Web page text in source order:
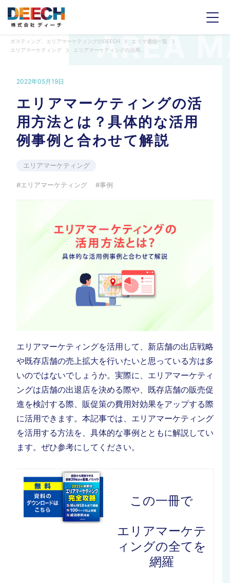
ポスティング、エリアマーケティングのDEECH
エリマ通信一覧
エリアマーケティング
2022年05月19日
エリアマーケティングの活
用方法とは？具体的な活用
例事例と合わせて解説
エリアマーケティング
エリアマーケティング 事例
エリアマーケティングを活用して、新店舗の出店戦略
や既存店舗の売上拡大を行いたいと思っている方は多
いのではないでしょうか。実際に、エリアマーケティ
ングは店舗の出退店を決める際や、既存店舗の販売促
進を検討する際、販促策の費用対効果をアップする際
に活用できます。本記事では、エリアマーケティング
を活用する方法を、具体的な事例とともに解説してい
ます。ぜひ参考にしてください。
この一冊で
エリアマーケテ
ィングの全てを
網羅